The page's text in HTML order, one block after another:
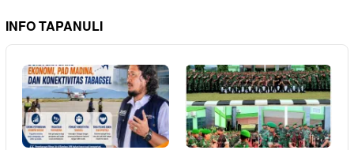
INFO TAPANULI